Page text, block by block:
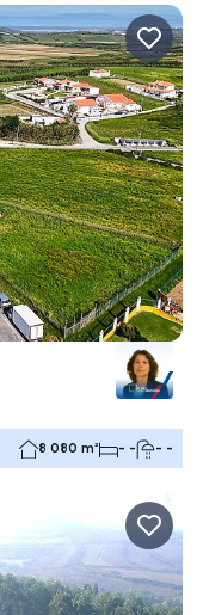
8 080 m² - - - -